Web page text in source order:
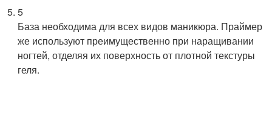
5
База необходима для всех видов маникюра. Праймер
же используют преимущественно при наращивании
ногтей, отделяя их поверхность от плотной текстуры
геля.